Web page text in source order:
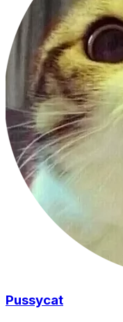
Pussycat